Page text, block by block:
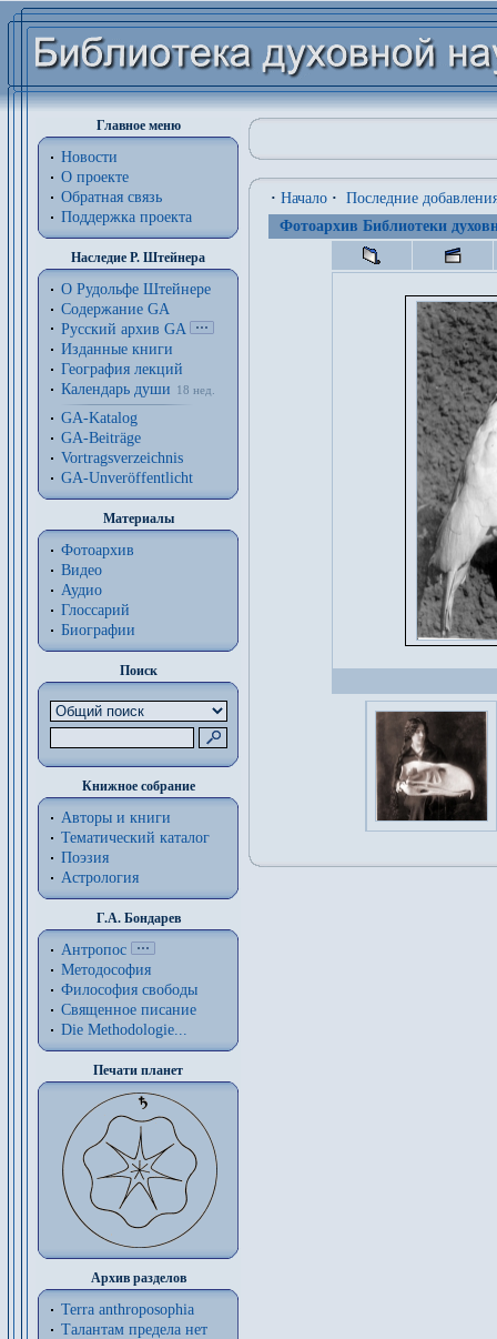
Главное меню
Новости
О проекте
Обратная связь
Поддержка проекта
Наследие Р. Штейнера
О Рудольфе Штейнере
Содержание GA
Русский архив GA
Изданные книги
География лекций
Календарь души
18 нед.
GA-Katalog
GA-Beiträge
Vortragsverzeichnis
GA-Unveröffentlicht
Материалы
Фотоархив
Видео
Аудио
Глоссарий
Биографии
Поиск
Книжное собрание
Авторы и книги
Тематический каталог
Поэзия
Астрология
Г.А. Бондарев
Антропос
Методософия
Философия cвободы
Священное писание
Die Methodologie...
Печати планет
Архив разделов
Terra anthroposophia
Талантам предела нет
· Начало · Последние
Фотоархив Библиотеки